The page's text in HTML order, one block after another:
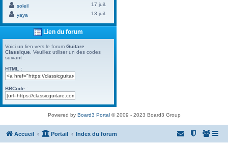
soleil
17 juil.
yaya
13 juil.
Lien du forum
Voici un lien vers le forum Guitare
Classique . Veuillez utiliser un des codes
suivant :
HTML :
BBCode :
Powered by Board3 Portal© 2009 - 2023 Board3 Group
Accueil Portail Index du forum